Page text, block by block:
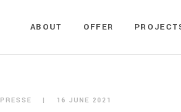
ABOUT OFFER
PRESSE 16 JUNE 2021